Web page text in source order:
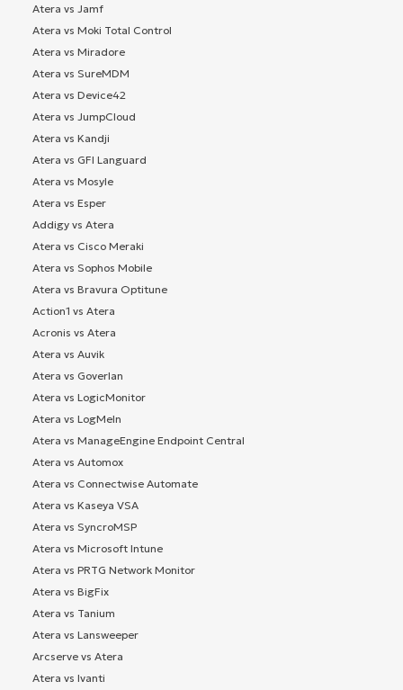
Atera vs Jamf
Atera vs Moki Total Control
Atera vs Miradore
Atera vs SureMDM
Atera vs Device42
Atera vs JumpCloud
Atera vs Kandji
Atera vs GFI Languard
Atera vs Mosyle
Atera vs Esper
Addigy vs Atera
Atera vs Cisco Meraki
Atera vs Sophos Mobile
Atera vs Bravura Optitune
Action1 vs Atera
Acronis vs Atera
Atera vs Auvik
Atera vs Goverlan
Atera vs LogicMonitor
Atera vs LogMeIn
Atera vs ManageEngine Endpoint Central
Atera vs Automox
Atera vs Connectwise Automate
Atera vs Kaseya VSA
Atera vs SyncroMSP
Atera vs Microsoft Intune
Atera vs PRTG Network Monitor
Atera vs BigFix
Atera vs Tanium
Atera vs Lansweeper
Arcserve vs Atera
Atera vs Ivanti